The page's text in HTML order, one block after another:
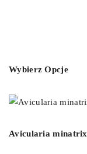
Wybierz Opcje
Avicularia minatrix